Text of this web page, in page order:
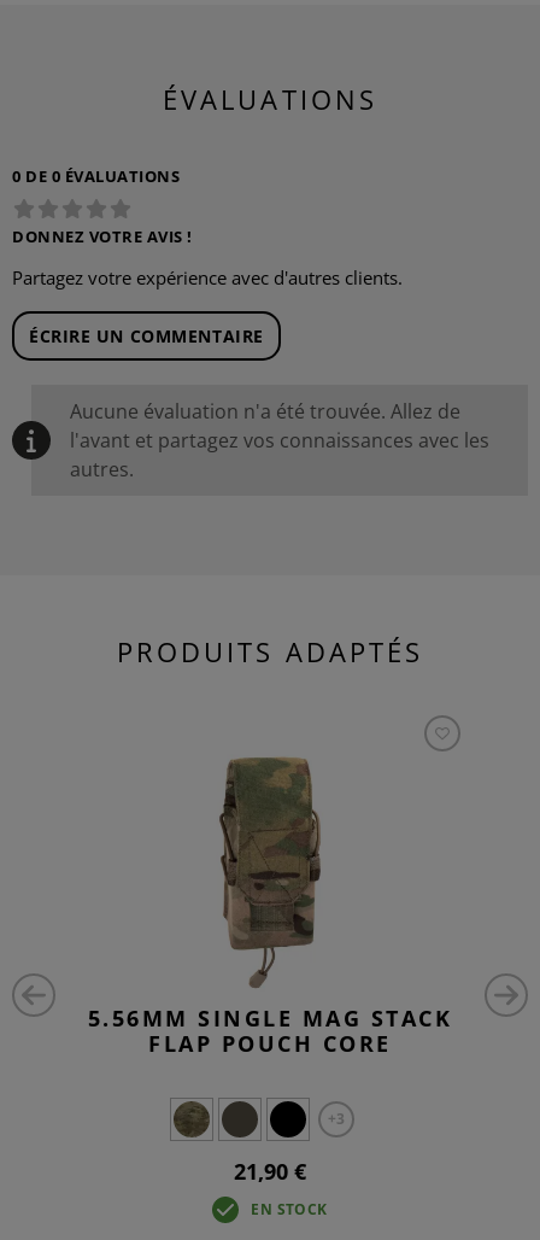
ÉVALUATIONS
0 DE 0 ÉVALUATIONS
DONNEZ VOTRE AVIS !
Partagez votre expérience avec d'autres clients.
ÉCRIRE UN COMMENTAIRE
Aucune évaluation n'a été trouvée. Allez de
l'avant et partagez vos connaissances avec les
autres.
PRODUITS ADAPTÉS
5.56MM SINGLE MAG STACK
FLAP POUCH CORE
+3
21,90 €
EN STOCK